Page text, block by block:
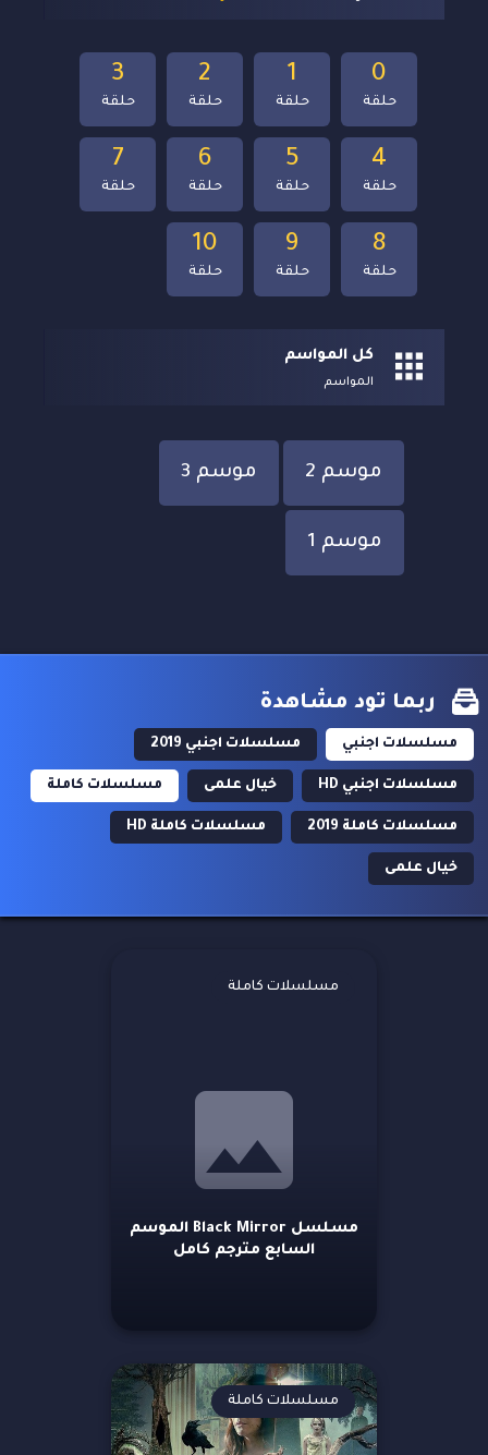
10
حلقة
9
حلقة
8
حلقة
7
حلقة
6
حلقة
5
حلقة
4
حلقة
3
حلقة
2
حلقة
1
حلقة
0
حلقة
كل المواسم
المواسم
موسم 2 موسم 3
موسم 1
ربما تود مشاهدة
مسلسلات اجنبي مسلسلات اجنبي 2019
مسلسلات اجنبي HD خيال علمى مسلسلات كاملة
مسلسلات كاملة 2019 مسلسلات كاملة HD
خيال علمى
مسلسل Black Mirror الموسم
السابع مترجم كامل
مسلسلات كاملة
مسلسلات كاملة